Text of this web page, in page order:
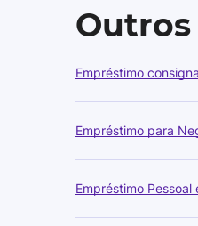
Empréstimo
Empréstimo para
Empréstimo Pessoal